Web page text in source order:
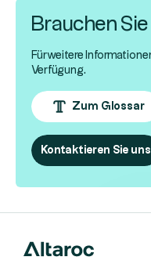
Brauchen
Für weitere
Verfügung.
Zum Glossar
Kontaktieren Sie uns